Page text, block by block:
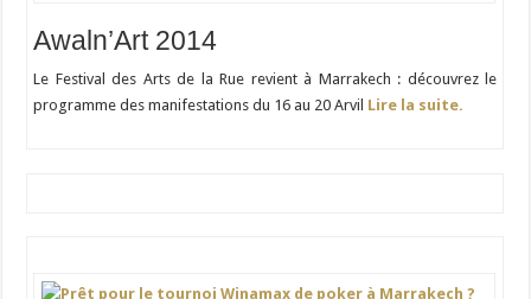
Awaln’Art 2014
Le Festival des Arts de la Rue revient à Marrakech : découvrez le
programme des manifestations du 16 au 20 Arvil Lire la suite.